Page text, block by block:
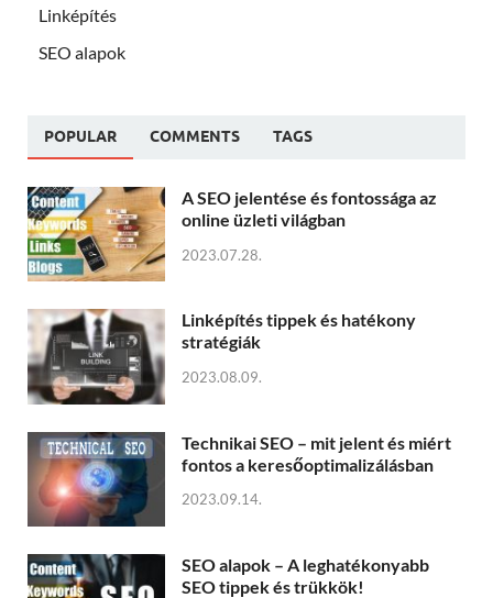
Linképítés
SEO alapok
POPULAR COMMENTS TAGS
A SEO jelentése és fontossága az
online üzleti világban
2023.07.28.
Linképítés tippek és hatékony
stratégiák
2023.08.09.
Technikai SEO – mit jelent és miért
fontos a keresőoptimalizálásban
2023.09.14.
SEO alapok – A leghatékonyabb
SEO tippek és trükkök!